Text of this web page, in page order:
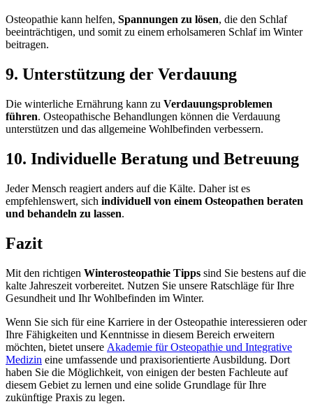
Osteopathie kann helfen, Spannungen zu lösen, die den Schlaf
beeinträchtigen, und somit zu einem erholsameren Schlaf im Winter
beitragen.
9. Unterstützung der Verdauung
Die winterliche Ernährung kann zu Verdauungsproblemen
führen. Osteopathische Behandlungen können die Verdauung
unterstützen und das allgemeine Wohlbefinden verbessern.
10. Individuelle Beratung und Betreuung
Jeder Mensch reagiert anders auf die Kälte. Daher ist es
empfehlenswert, sich individuell von einem Osteopathen beraten
und behandeln zu lassen.
Fazit
Mit den richtigen Winterosteopathie Tipps sind Sie bestens auf die
kalte Jahreszeit vorbereitet. Nutzen Sie unsere Ratschläge für Ihre
Gesundheit und Ihr Wohlbefinden im Winter.
Wenn Sie sich für eine Karriere in der Osteopathie interessieren oder
Ihre Fähigkeiten und Kenntnisse in diesem Bereich erweitern
möchten, bietet unsere Akademie für Osteopathie und Integrative
Medizin eine umfassende und praxisorientierte Ausbildung. Dort
haben Sie die Möglichkeit, von einigen der besten Fachleute auf
diesem Gebiet zu lernen und eine solide Grundlage für Ihre
zukünftige Praxis zu legen.